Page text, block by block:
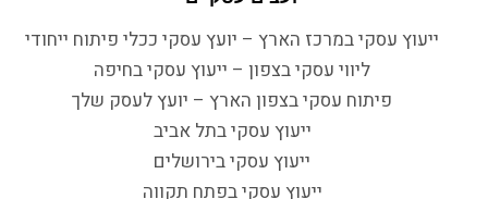
ייעוץ עסקי במרכז הארץ – יועץ עסקי ככלי פיתוח ייחודי
ליווי עסקי בצפון – ייעוץ עסקי בחיפה
פיתוח עסקי בצפון הארץ – יועץ לעסק שלך
ייעוץ עסקי בתל אביב
ייעוץ עסקי בירושלים
ייעוץ עסקי בפתח תקווה